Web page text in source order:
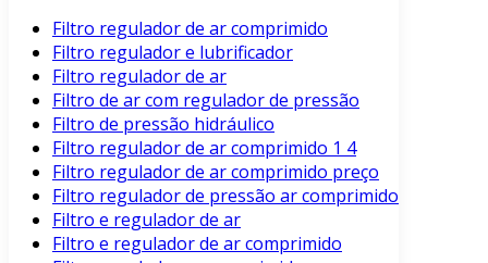
Filtro regulador de ar comprimido
Filtro regulador e lubrificador
Filtro regulador de ar
Filtro de ar com regulador de pressão
Filtro de pressão hidráulico
Filtro regulador de ar comprimido 1 4
Filtro regulador de ar comprimido preço
Filtro regulador de pressão ar comprimido
Filtro e regulador de ar
Filtro e regulador de ar comprimido